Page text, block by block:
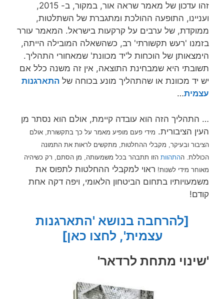
זהו עדכון של מאמר שראה אור, במקור, ב- 2015,
ועניינו, התופעה ההולכת ומתגברת של השתלטות,
ממוקדת, של ערבים על קרקעות בישראל. המאמר עורר
בזמנו 'רעש תקשורתי' רב, כשהשאלה המובילה הייתה,
הימצאותן של הוכחות ל'יד מכוונת' שמאחורי התהליך.
תשובתי היא שמבחינת התוצאה, אין זה משנה כלל אם
יש יד מכוונת או שהתהליך מונע בכוחה של התארגנות
עצמית…
… התהליך הזה הוא עובדה קיימת, אולם הוא נסתר מן
העין הציבורית. מידי פעם מופיע מאמר על כך בתקשורת, אולם
הציבור ובעיקר, מקבלי ההחלטות, מתקשים לראות את התמונה
הכוללת. ההתהוות הזו תתבהר בכל משמעותה, מן הסתם, רק כשיהיה
מאוחר מידי לשנות! ראוי למקבלי ההחלטות לתפוס את
משמעויותיו בתחום הביטחון הלאומי, ויפה דקה אחת
קודם!
[להרחבה בנושא 'התארגנות
עצמית', לחצו כאן]
'שינוי מתחת לרדאר'